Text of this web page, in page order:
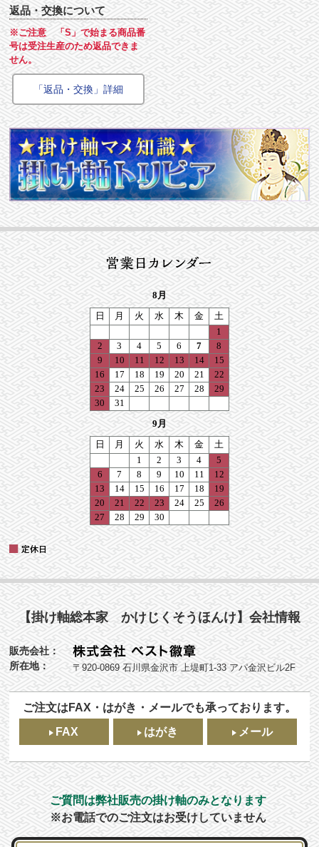
返品・交換について
※ご注意 「S」で始まる商品番
号は受注生産のため返品できま
せん。
「返品・交換」詳細
【掛け軸総本家 かけじくそうほんけ】会社情報
販売会社：
所在地：
〒920-0869 石川県金沢市 上堤町1-33 アパ金沢ビル2F
ご注文はFAX・はがき・メールでも承っております。
FAX
はがき メール
ご質問は弊社販売の掛け軸のみとなります
※お電話でのご注文はお受けしていません